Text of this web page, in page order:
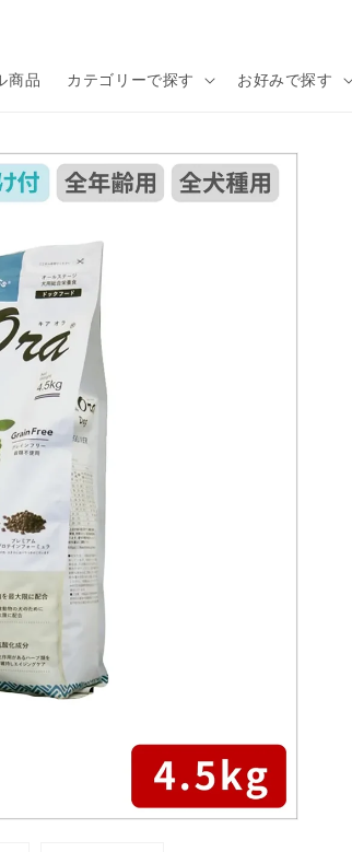
商品 カテゴリーで探す お好みで探す